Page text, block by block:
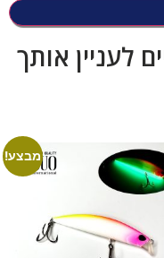
לעניין אותך
מבצע!